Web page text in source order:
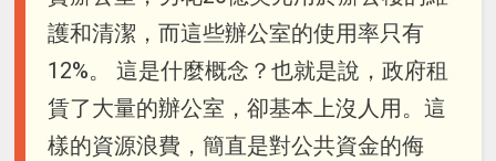
護和清潔，而這些辦公室的使用率只有
12%。 這是什麼概念？也就是說，政府租
賃了大量的辦公室，卻基本上沒人用。這
樣的資源浪費，簡直是對公共資金的侮